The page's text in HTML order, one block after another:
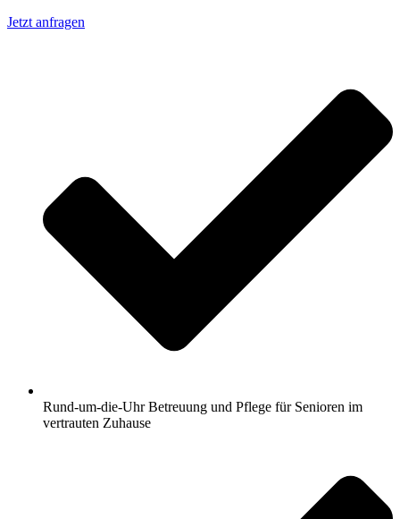
Jetzt anfragen
Rund-um-die-Uhr Betreuung und Pflege für Senioren im
vertrauten Zuhause